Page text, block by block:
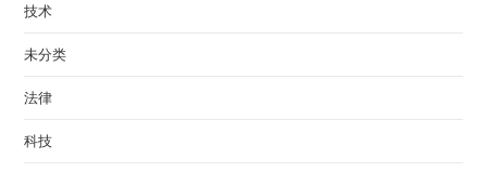
技术
未分类
法律
科技